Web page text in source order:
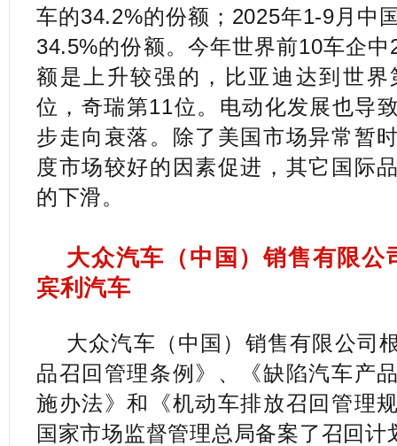
车的34.2%的份额；2025年1-9月中
34.5%的份额。今年世界前10车企
额是上升较强的，比亚迪达到世
位，奇瑞第11位。电动化发展也导
步走向衰落。除了美国市场异常暂
度市场较好的因素促进，其它国际
的下滑。
大众汽车（中国）销售有限公
宾利汽车
大众汽车（中国）销售有限公司
品召回管理条例》、《缺陷汽车产
施办法》和《机动车排放召回管理
国家市场监督管理总局备案了召回计